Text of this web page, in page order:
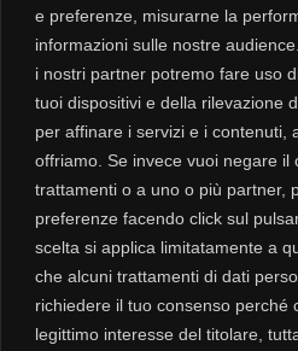
e preferenze, misurarne la
informazioni sulle nostre
i nostri partner potremo fare uso
tuoi dispositivi e della rilevazione
per affinare i servizi e i contenuti,
offriamo. Se invece vuoi negare il
trattamenti o a uno o più partner,
preferenze facendo click sul
scelta si applica limitatamente a
che alcuni trattamenti di dati
richiedere il tuo consenso perché
legittimo interesse del titolare,
Mensola Shiro porta tv
744,00€ Il
prezzo
originale
era:
744,00€.
390,00€Il
prezzo
attuale
è:
390,00€.
AGGIUNGI AL CARRELLO
GUARDA